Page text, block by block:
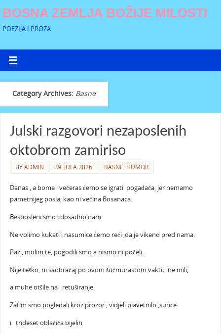
BOSNA ZEMLJA BOŽIJE MILOSTI
POEZIJA I PROZA
Category Archives: Basne
Julski razgovori nezaposlenih
oktobrom zamiriso
BYADMIN 29. JULA 2026. BASNE, HUMOR
Danas , a bome i večeras ćemo se igrati pogađača, jer nemamo
pametnijeg posla, kao ni većina Bosanaca.
Besposleni smo i dosadno nam.
Ne volimo kukati i nasumice ćemo reći ,da je vikend pred nama.
Pazi, molim te, pogodili smo a nismo ni počeli.
Nije teško, ni saobraćaj po ovom šućmurastom vaktu ne mili,
a muhe otšile na retuširanje.
Zatim smo pogledali kroz prozor , vidjeli plavetnilo ,sunce
i trideset oblaćića bijelih